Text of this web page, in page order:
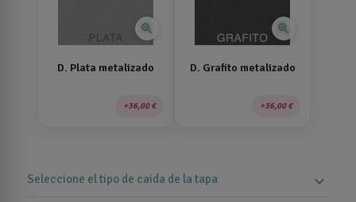
zoom_in
D. Plata metalizado
36,00 €
zoom_in
D. Grafito metalizado
36,00 €
Seleccione el tipo de caida de la tapa expand_more